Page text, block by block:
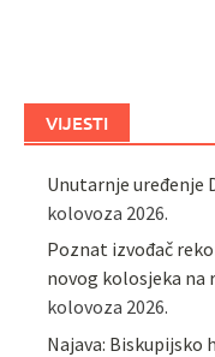
VIJESTI
Unutarnje uređenje
kolovoza 2026.
Poznat izvođač
novog kolosjeka na
kolovoza 2026.
Najava: Biskupijsko